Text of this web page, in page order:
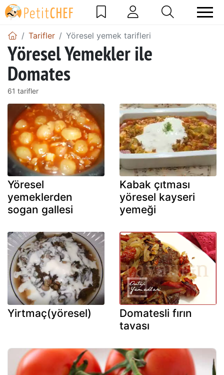
Tarifler Yöresel yemek tarifleri
Yöresel Yemekler ile
Domates
61 tarifler
Yöresel
yemeklerden
sogan gallesi
Kabak çıtması
yöresel kayseri
yemeği
Yirtmaç(yöresel)
Domatesli fırın
tavası